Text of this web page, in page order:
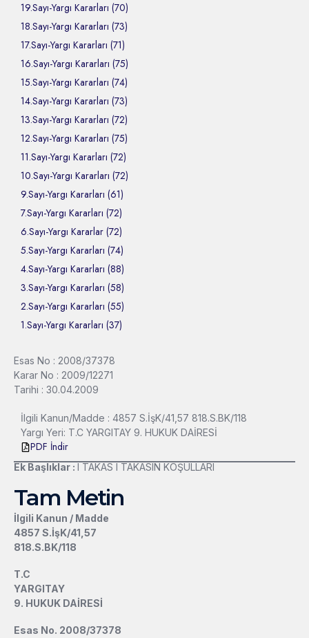
19.Sayı-Yargı Kararları (70)
18.Sayı-Yargı Kararları (73)
17.Sayı-Yargı Kararları (71)
16.Sayı-Yargı Kararları (75)
15.Sayı-Yargı Kararları (74)
14.Sayı-Yargı Kararları (73)
13.Sayı-Yargı Kararları (72)
12.Sayı-Yargı Kararları (75)
11.Sayı-Yargı Kararları (72)
10.Sayı-Yargı Kararları (72)
9.Sayı-Yargı Kararları (61)
7.Sayı-Yargı Kararları (72)
6.Sayı-Yargı Kararlar (72)
5.Sayı-Yargı Kararları (74)
4.Sayı-Yargı Kararları (88)
3.Sayı-Yargı Kararları (58)
2.Sayı-Yargı Kararları (55)
1.Sayı-Yargı Kararları (37)
Esas No : 2008/37378
Karar No : 2009/12271
Tarihi : 30.04.2009
İlgili Kanun/Madde : 4857 S.İşK/41,57 818.S.BK/118
Yargı Yeri: T.C YARGITAY 9. HUKUK DAİRESİ
PDF İndir
Ek Başlıklar : l TAKAS l TAKASIN KOŞULLARI
Tam Metin
İlgili Kanun / Madde
4857 S.İşK/41,57
818.S.BK/118
T.C
YARGITAY
9. HUKUK DAİRESİ
Esas No. 2008/37378